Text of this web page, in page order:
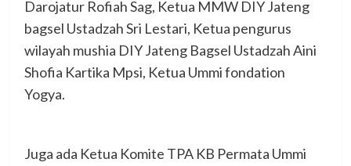
Darojatur Rofiah Sag, Ketua MMW DIY Jateng
bagsel Ustadzah Sri Lestari, Ketua pengurus
wilayah mushia DIY Jateng Bagsel Ustadzah Aini
Shofia Kartika Mpsi, Ketua Ummi fondation
Yogya.
Juga ada Ketua Komite TPA KB Permata Ummi